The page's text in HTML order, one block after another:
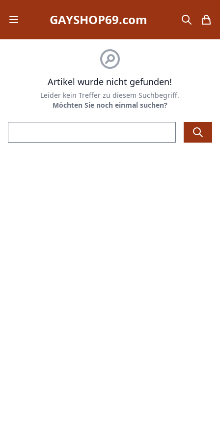
Open mobile menuGAYSHOP69.com search
Artikel wurde nicht gefunden!
Leider kein Treffer zu diesem Suchbegriff.
Möchten Sie noch einmal suchen?